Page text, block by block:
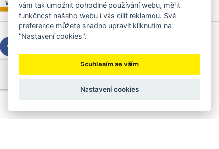
Copyright © 2026 Sedláček s.r.o.
Created byOLC Webdesign
vám tak umožnit pohodlné používání webu, měřit
funkčnost našeho webu i vás cílit reklamou. Své
preference můžete snadno upravit kliknutím na
"Nastavení cookies".
Souhlasím se vším
Nastavení cookies